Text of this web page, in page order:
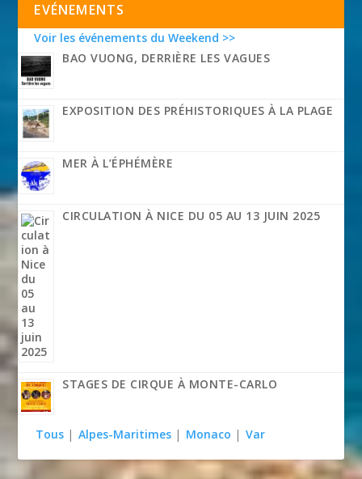
EVÉNEMENTS
Voir les événements du Weekend >>
BAO VUONG, DERRIÈRE LES VAGUES
EXPOSITION DES PRÉHISTORIQUES À LA PLAGE
MER À L’ÉPHÉMÈRE
CIRCULATION À NICE DU 05 AU 13 JUIN 2025
STAGES DE CIRQUE À MONTE-CARLO
Tous | Alpes-Maritimes | Monaco | Var